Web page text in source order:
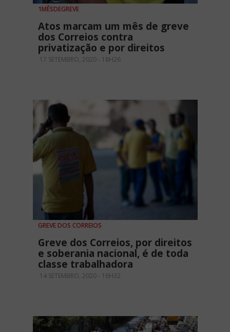
1MÊSDEGREVE
Atos marcam um mês de greve
dos Correios contra
privatização e por direitos
17 SETEMBRO, 2020 - 18H26
GREVE DOS CORREIOS
Greve dos Correios, por direitos
e soberania nacional, é de toda
classe trabalhadora
14 SETEMBRO, 2020 - 16H32